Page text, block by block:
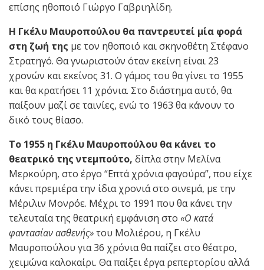
επίσης ηθοποιό Γιώργο Γαβριηλίδη.
Η Γκέλυ Μαυροπούλου θα παντρευτεί μία φορά
στη ζωή της με τον ηθοποιό και σκηνοθέτη Στέφανο
Στρατηγό. Θα γνωριστούν όταν εκείνη είναι 23
χρονών και εκείνος 31. Ο γάμος του θα γίνει το 1955
και θα κρατήσει 11 χρόνια. Στο διάστημα αυτό, θα
παίξουν μαζί σε ταινίες, ενώ το 1963 θα κάνουν το
δικό τους θίασο.
Το 1955 η Γκέλυ Μαυροπούλου θα κάνει το
θεατρικό της ντεμπούτο, δίπλα στην Μελίνα
Μερκούρη, στο έργο “Επτά χρόνια φαγούρα”, που είχε
κάνει πρεμιέρα την ίδια χρονιά στο σινεμά, με την
Μέριλιν Μονρόε. Μέχρι το 1991 που θα κάνει την
τελευταία της θεατρική εμφάνιση στο «Ο κατά
φαντασίαν ασθενής»του Μολιέρου, η Γκέλυ
Μαυροπούλου για 36 χρόνια θα παίζει στο θέατρο,
χειμώνα καλοκαίρι. Θα παίξει έργα ρεπερτορίου αλλά